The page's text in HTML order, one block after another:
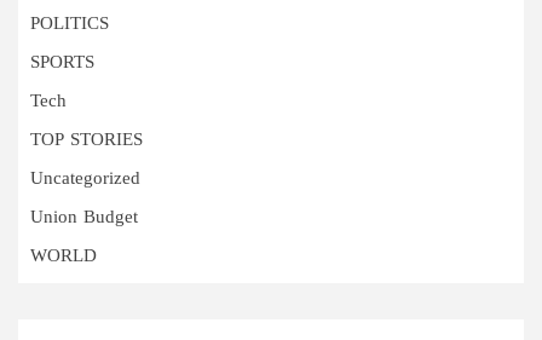
POLITICS
SPORTS
Tech
TOP STORIES
Uncategorized
Union Budget
WORLD